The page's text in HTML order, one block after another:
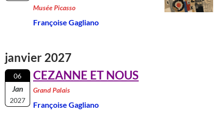
Musée Picasso
Françoise Gagliano
janvier 2027
06
Jan
2027
CEZANNE ET NOUS
Grand Palais
Françoise Gagliano